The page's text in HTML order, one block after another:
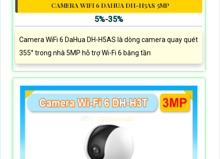
CAMERA WIFI 6 DAHUA DH-H5AS 5MP
5%-35%
Camera WiFi 6 DaHua DH-H5AS là dòng camera quay quét
355° trong nhà 5MP hỗ trợ Wi-Fi 6 băng tần